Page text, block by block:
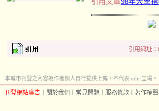
引用網址
本城市刊登之內容為作者個人自行提供上傳，不代表 udn 立場。
刊登網站廣告 關於我們 常見問題 服務條款 著作權